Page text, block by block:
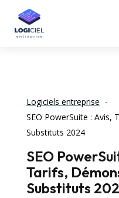
Logiciels entreprise
SEO PowerSuite : Avis,
Substituts 2024
SEO
Tarifs,
Substituts